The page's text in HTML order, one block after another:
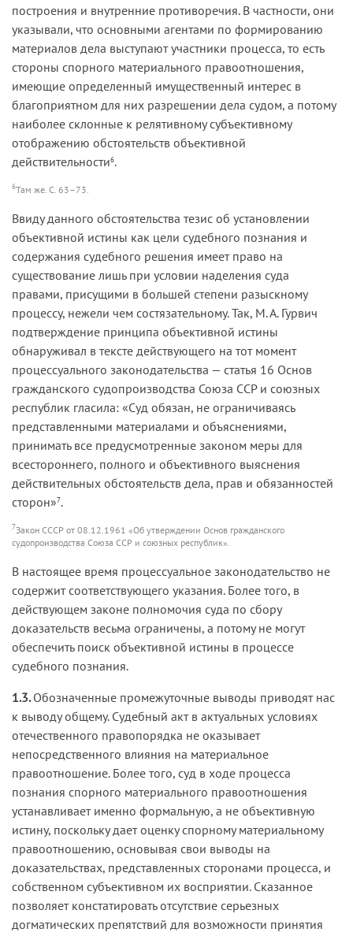
построения и внутренние противоречия. В частности, они
указывали, что основными агентами по формированию
материалов дела выступают участники процесса, то есть
стороны спорного материального правоотношения,
имеющие определенный имущественный интерес в
благоприятном для них разрешении дела судом, а потому
наиболее склонные к релятивному субъективному
отображению обстоятельств объективной
действительности6.
6Там же. С. 63–73.
Ввиду данного обстоятельства тезис об установлении
объективной истины как цели судебного познания и
содержания судебного решения имеет право на
существование лишь при условии наделения суда
правами, присущими в большей степени разыскному
процессу, нежели чем состязательному. Так, М. А. Гурвич
подтверждение принципа объективной истины
обнаруживал в тексте действующего на тот момент
процессуального законодательства — статья 16 Основ
гражданского судопроизводства Союза ССР и союзных
республик гласила: «Суд обязан, не ограничиваясь
представленными материалами и объяснениями,
принимать все предусмотренные законом меры для
всестороннего, полного и объективного выяснения
действительных обстоятельств дела, прав и обязанностей
сторон»7.
7Закон СССР от 08.12.1961 «Об утверждении Основ гражданского
судопроизводства Союза ССР и союзных республик».
В настоящее время процессуальное законодательство не
содержит соответствующего указания. Более того, в
действующем законе полномочия суда по сбору
доказательств весьма ограничены, а потому не могут
обеспечить поиск объективной истины в процессе
судебного познания.
1.3.Обозначенные промежуточные выводы приводят нас
к выводу общему. Судебный акт в актуальных условиях
отечественного правопорядка не оказывает
непосредственного влияния на материальное
правоотношение. Более того, суд в ходе процесса
познания спорного материального правоотношения
устанавливает именно формальную, а не объективную
истину, поскольку дает оценку спорному материальному
правоотношению, основывая свои выводы на
доказательствах, представленных сторонами процесса, и
собственном субъективном их восприятии. Сказанное
позволяет констатировать отсутствие серьезных
догматических препятствий для возможности принятия